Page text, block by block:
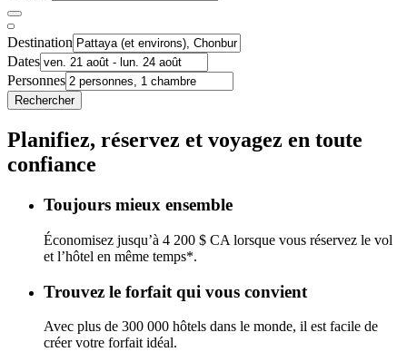
Destination
Dates
Personnes
Rechercher
Planifiez, réservez et voyagez en toute
confiance
Toujours mieux ensemble
Économisez jusqu’à 4 200 $ CA lorsque vous réservez le vol
et l’hôtel en même temps*.
Trouvez le forfait qui vous convient
Avec plus de 300 000 hôtels dans le monde, il est facile de
créer votre forfait idéal.